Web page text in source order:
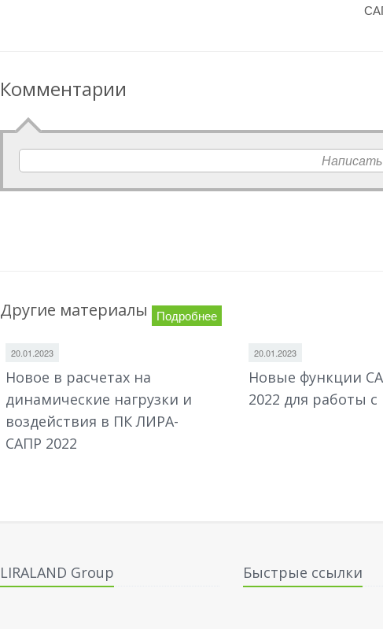
Комментарии
Написать
Другие материалы Подробнее
20.01.2023
Новое в расчетах на
динамические нагрузки и
воздействия в ПК ЛИРА-
САПР 2022
20.01.2023
Новые функции
2022 для работы
LIRALAND Group Быстрые ссылки